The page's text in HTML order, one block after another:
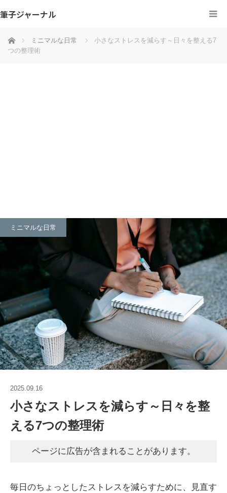
筆子ジャーナル
ホーム ミニマルな日常
小さなストレスを減らす～日々を整える7
つの整理術
ミニマルな日常
2025.09.16
小さなストレスを減らす～日々を整
える7つの整理術
ページに広告が含まれることがあります。
毎日のちょっとしたストレスを減らすために、見直す